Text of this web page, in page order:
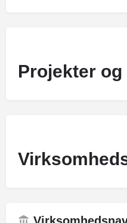
Projekter